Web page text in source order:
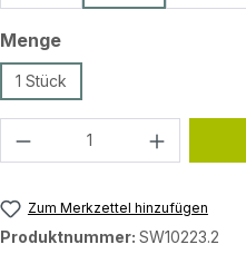
Mengeauswählen
1 Stück
Produkt Anzahl:
Zum Merkzettel hinzufügen
Produktnummer: SW10223.2